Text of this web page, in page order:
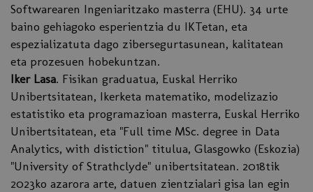
Softwarearen Ingeniaritzako masterra (EHU). 34 urte
baino gehiagoko esperientzia du IKTetan, eta
espezializatuta dago zibersegurtasunean, kalitatean
eta prozesuen hobekuntzan.
Iker Lasa. Fisikan graduatua, Euskal Herriko
Unibertsitatean, Ikerketa matematiko, modelizazio
estatistiko eta programazioan masterra, Euskal Herriko
Unibertsitatean, eta "Full time MSc. degree in Data
Analytics, with distiction" titulua, Glasgowko (Eskozia)
"University of Strathclyde" unibertsitatean. 2018tik
2023ko azarora arte, datuen zientzialari gisa lan egin